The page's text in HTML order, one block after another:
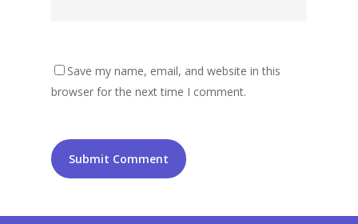
Save my name, email, and website in this
browser for the next time I comment.